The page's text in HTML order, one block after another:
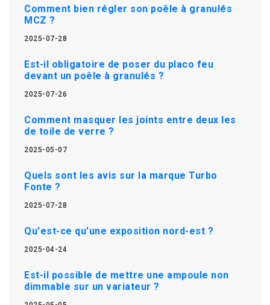
Comment bien régler son poêle à granulés
MCZ ?
2025-07-28
Est-il obligatoire de poser du placo feu
devant un poêle à granulés ?
2025-07-26
Comment masquer les joints entre deux les
de toile de verre ?
2025-05-07
Quels sont les avis sur la marque Turbo
Fonte ?
2025-07-28
Qu'est-ce qu'une exposition nord-est ?
2025-04-24
Est-il possible de mettre une ampoule non
dimmable sur un variateur ?